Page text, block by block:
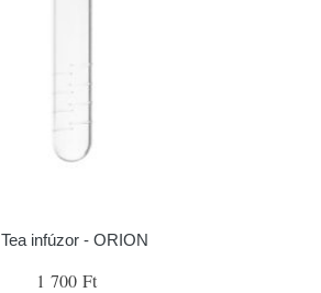
Tea infúzor - ORION
1 700 Ft